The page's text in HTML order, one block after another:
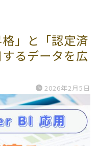
」と「認定済
るデータを広
2026年2月5日